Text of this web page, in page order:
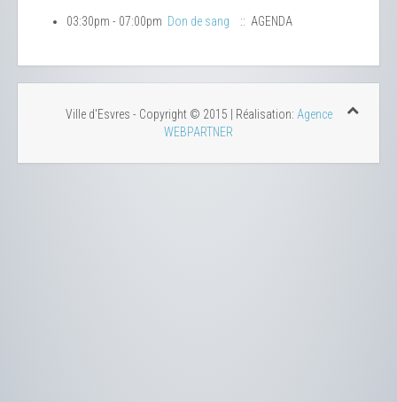
03:30pm - 07:00pm Don de sang :: AGENDA
Ville d'Esvres - Copyright © 2015 | Réalisation: Agence
WEBPARTNER